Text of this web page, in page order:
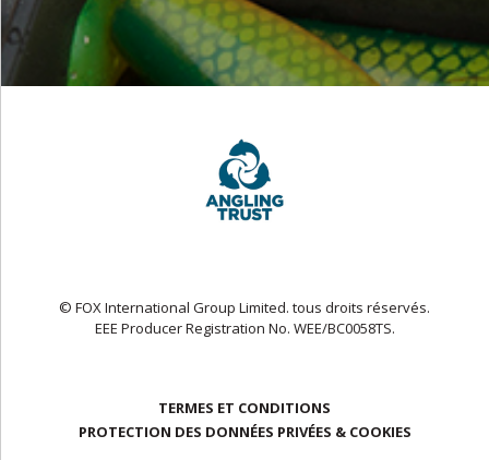
© FOX International Group Limited. tous droits réservés.
EEE Producer Registration No. WEE/BC0058TS.
TERMES ET CONDITIONS
PROTECTION DES DONNÉES PRIVÉES & COOKIES